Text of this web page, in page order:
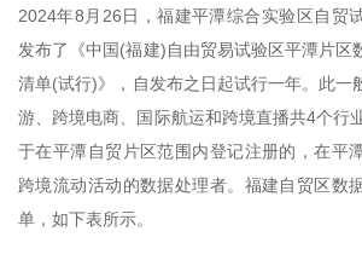
2024年8月26日，福建平潭综合实验区自贸
发布了《中国(福建)自由贸易试验区平潭片区
清单(试行)》，自发布之日起试行一年。此一
游、跨境电商、国际航运和跨境直播共4个行
于在平潭自贸片区范围内登记注册的，在平
跨境流动活动的数据处理者。福建自贸区数
单，如下表所示。